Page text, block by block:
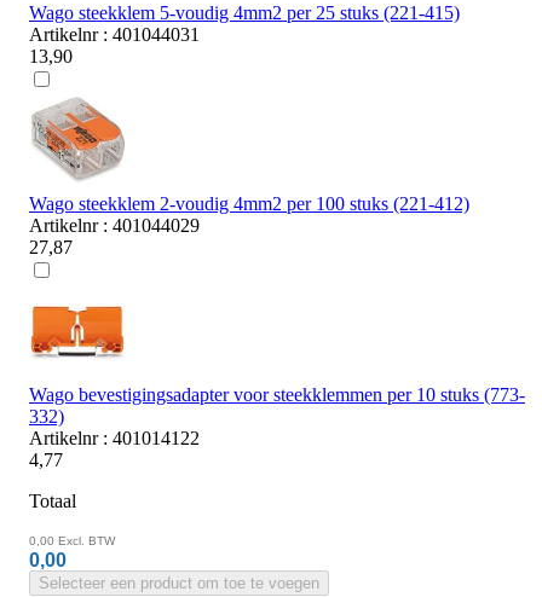
Wago steekklem 5-voudig 4mm2 per 25 stuks (221-415)
Artikelnr : 401044031
13,90
Wago steekklem 2-voudig 4mm2 per 100 stuks (221-412)
Artikelnr : 401044029
27,87
Wago bevestigingsadapter voor steekklemmen per 10 stuks (773-
332)
Artikelnr : 401014122
4,77
Totaal
0,00 Excl. BTW
0,00
Selecteer een product om toe te voegen